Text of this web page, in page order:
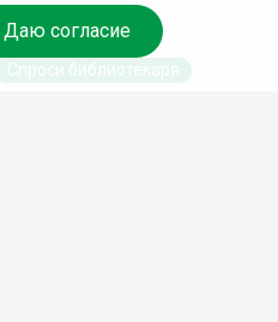
Даю согласие
Спроси библиотекаря